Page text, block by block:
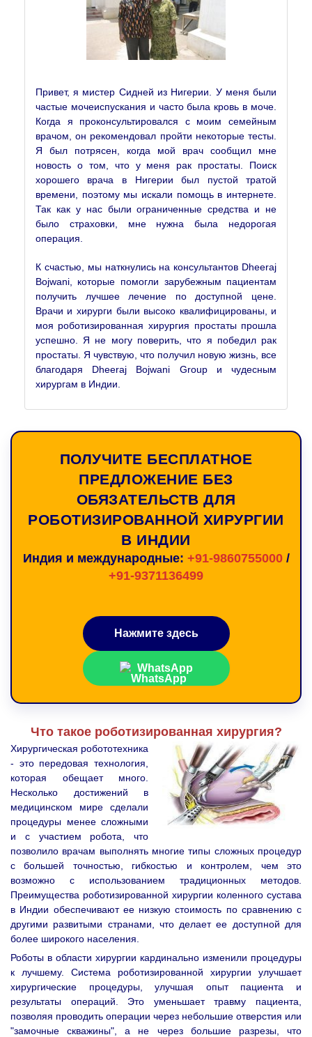
Нигерия
Роботизированная
хирургия простаты в
Индии
Привет, я мистер Сидней из Нигерии. У меня были
частые мочеиспускания и часто была кровь в моче.
Когда я проконсультировался с моим семейным
врачом, он рекомендовал пройти некоторые тесты.
Я был потрясен, когда мой врач сообщил мне
новость о том, что у меня рак простаты. Поиск
хорошего врача в Нигерии был пустой тратой
времени, поэтому мы искали помощь в интернете.
Так как у нас были ограниченные средства и не
было страховки, мне нужна была недорогая
операция.
К счастью, мы наткнулись на консультантов Dheeraj
Bojwani, которые помогли зарубежным пациентам
получить лучшее лечение по доступной цене.
Врачи и хирурги были высоко квалифицированы, и
моя роботизированная хирургия простаты прошла
успешно. Я не могу поверить, что я победил рак
простаты. Я чувствую, что получил новую жизнь, все
благодаря Dheeraj Bojwani Group и чудесным
хирургам в Индии.
ПОЛУЧИТЕ БЕСПЛАТНОЕ
ПРЕДЛОЖЕНИЕ БЕЗ
ОБЯЗАТЕЛЬСТВ ДЛЯ
РОБОТИЗИРОВАННОЙ ХИРУРГИИ
В ИНДИИ
Индия и международные: +91-9860755000/
+91-9371136499
Нажмите здесь
WhatsApp
Что такое роботизированная хирургия?
Хирургическая робототехника
- это передовая технология,
которая обещает много.
Несколько достижений в
медицинском мире сделали
процедуры менее сложными
и с участием робота, что
позволило врачам выполнять многие типы сложных процедур
с большей точностью, гибкостью и контролем, чем это
возможно с использованием традиционных методов.
Преимущества роботизированной хирургии коленного сустава
в Индии обеспечивают ее низкую стоимость по сравнению с
другими развитыми странами, что делает ее доступной для
более широкого населения.
Роботы в области хирургии кардинально изменили процедуры
к лучшему. Система роботизированной хирургии улучшает
хирургические процедуры, улучшая опыт пациента и
результаты операций. Это уменьшает травму пациента,
позволяя проводить операции через небольшие отверстия или
"замочные скважины", а не через большие разрезы, что